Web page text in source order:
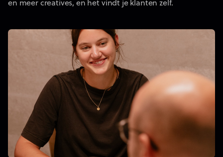
en meer creatives, en het vindt je klanten zelf.